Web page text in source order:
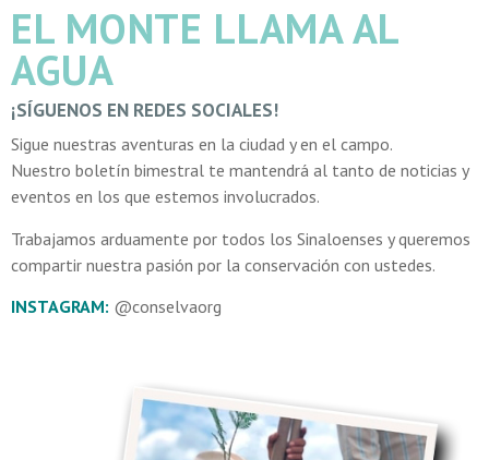
EL MONTE LLAMA AL
AGUA
¡SÍGUENOS EN REDES SOCIALES!
Sigue nuestras aventuras en la ciudad y en el campo.
Nuestro boletín bimestral te mantendrá al tanto de noticias y
eventos en los que estemos involucrados.
Trabajamos arduamente por todos los Sinaloenses y queremos
compartir nuestra pasión por la conservación con ustedes.
INSTAGRAM: @conselvaorg